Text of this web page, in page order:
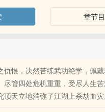
章节
仇恨，决然苦练武功绝学，佩
尽管四处危机重重，受尽人生
顶天立地消弥了江湖上杀劫血